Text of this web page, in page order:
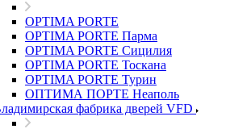
OPTIMA PORTE
OPTIMA PORTE Парма
OPTIMA PORTE Сицилия
OPTIMA PORTE Тоскана
OPTIMA PORTE Турин
ОПТИМА ПОРТЕ Неаполь
фабрика дверей VFD